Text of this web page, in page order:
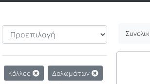
Κόλλες Δολωμάτων